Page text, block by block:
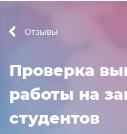
Отзывы
Проверка
работы на
студентов